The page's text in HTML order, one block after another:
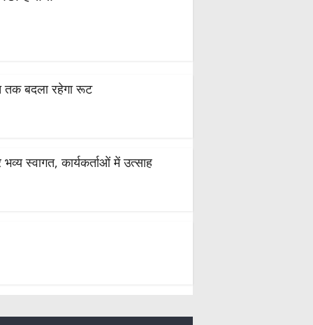
तक बदला रहेगा रूट
स्वागत, कार्यकर्ताओं में उत्साह